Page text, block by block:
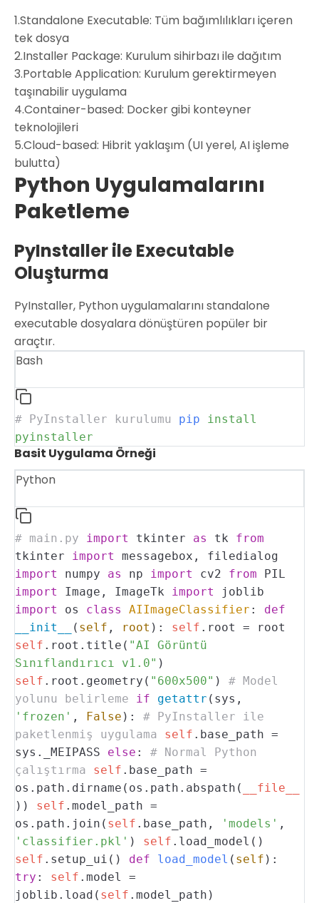
1.Standalone Executable: Tüm bağımlılıkları içeren
tek dosya
2.Installer Package: Kurulum sihirbazı ile dağıtım
3.Portable Application: Kurulum gerektirmeyen
taşınabilir uygulama
4.Container-based: Docker gibi konteyner
teknolojileri
5.Cloud-based: Hibrit yaklaşım (UI yerel, AI işleme
bulutta)
Python Uygulamalarını
Paketleme
PyInstaller ile Executable
Oluşturma
PyInstaller, Python uygulamalarını standalone
executable dosyalara dönüştüren popüler bir
araçtır.
Bash
# PyInstaller kurulumu pip
install
pyinstaller
Basit Uygulama Örneği
Python
# main.py import tkinter as tk
from
tkinter import
messagebox, filedialog
import
numpy as np import cv2 from PIL
import
Image, ImageTk import
joblib
import
os class AIImageClassifier :
def
__init__
( self , root ): self .root = root
self .root.title( "AI Görüntü
Sınıflandırıcı v1.0" )
self .root.geometry( "600x500" )
# Model
yolunu belirleme
if getattr (sys,
'frozen' , False ):
# PyInstaller ile
paketlenmiş uygulama
self .base_path =
sys._MEIPASS
else :
# Normal Python
çalıştırma
self .base_path =
os.path.dirname(os.path.abspath(
__file__
))
self .model_path =
os.path.join( self .base_path, 'models' ,
'classifier.pkl' ) self .load_model()
self .setup_ui() def load_model ( self ):
try : self .model =
joblib.load( self .model_path)